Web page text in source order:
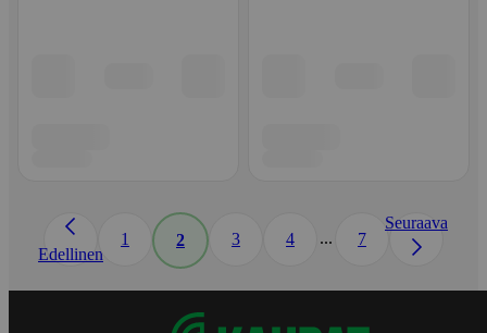
Edellinen
1 2 3 4 ... 7
Seuraava